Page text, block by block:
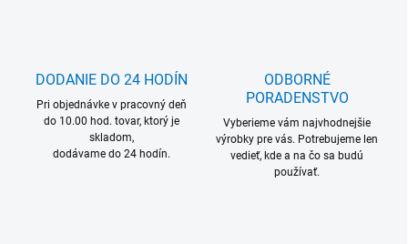
DODANIE DO 24 HODÍN
Pri objednávke v pracovný deň
do 10.00 hod. tovar, ktorý je
skladom,
dodávame do 24 hodín.
ODBORNÉ
PORADENSTVO
Vyberieme vám najvhodnejšie
výrobky pre vás. Potrebujeme len
vedieť, kde a na čo sa budú
používať.